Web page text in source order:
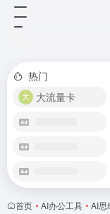
热门
大流量卡
首页 • AI办公工具 • AI思